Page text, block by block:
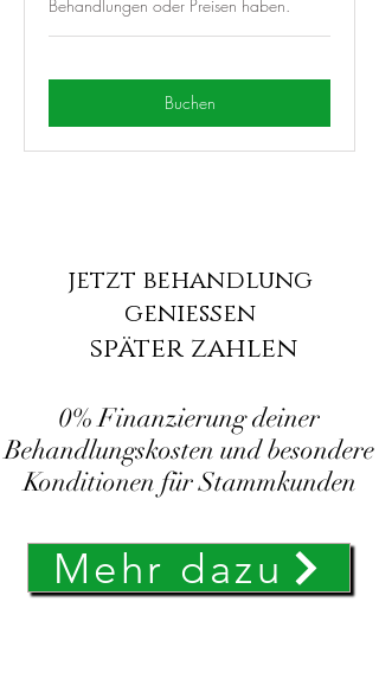
Behandlungen oder Preisen haben.
Buchen
jetzt behandlung
genießen
später zahlen
0% Finanzierung deiner
Behandlungskosten und besondere
Konditionen für Stammkunden
Mehr dazu